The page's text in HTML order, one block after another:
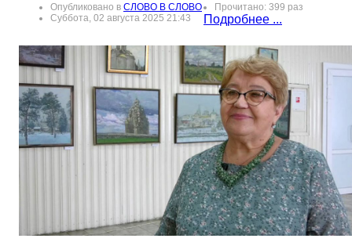
Опубликовано в СЛОВО В СЛОВО
Прочитано: 399 раз
Суббота, 02 августа 2025 21:43
Подробнее ...